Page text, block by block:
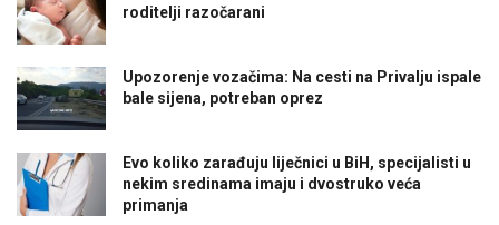
roditelji razočarani
Upozorenje vozačima: Na cesti na Privalju ispale
bale sijena, potreban oprez
Evo koliko zarađuju liječnici u BiH, specijalisti u
nekim sredinama imaju i dvostruko veća
primanja